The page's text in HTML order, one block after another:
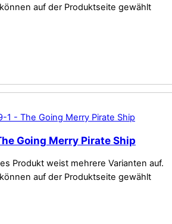
auf der Produktseite gewählt
Going Merry Pirate Ship
Produkt weist mehrere Varianten auf.
auf der Produktseite gewählt